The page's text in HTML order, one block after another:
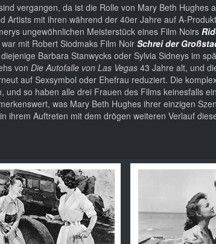
vergangen, da ist die Rolle von Mary Beth Hughes
Artists mit ihren während der 40er Jahre auf A-
ungewöhnlichen Meisterstück eines Film Noirs
mit Robert Siodmaks Film Noir Schrei der
Barbara Stanwycks oder Sylvia Sidneys im
von Die Autofalle von Las Vegas 43 Jahre alt, und
auf Sexsymbol oder Ehefrau reduziert. Die
und so haben alle drei Frauen des Films keinesfalls
was Mary Beth Hughes ihrer einzigen
ihrem Auftreten mit dem drögen weiteren Verlauf